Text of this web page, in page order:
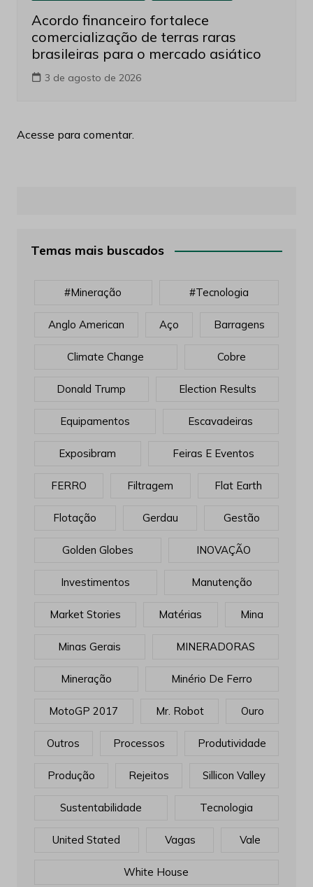
Acordo financeiro fortalece
comercialização de terras raras
brasileiras para o mercado asiático
3 de agosto de 2026
Acesse para comentar.
Temas mais buscados
#mineração #tecnologia
Anglo American Aço Barragens
Climate Change Cobre
Donald Trump Election Results
Equipamentos Escavadeiras
Exposibram Feiras E Eventos
FERRO Filtragem Flat Earth
Flotação Gerdau Gestão
Golden Globes INOVAÇÃO
Investimentos Manutenção
Market Stories Matérias Mina
Minas Gerais MINERADORAS
Mineração Minério De Ferro
MotoGP 2017 Mr. Robot Ouro
Outros Processos Produtividade
Produção Rejeitos Sillicon Valley
Sustentabilidade Tecnologia
United Stated Vagas Vale
White House